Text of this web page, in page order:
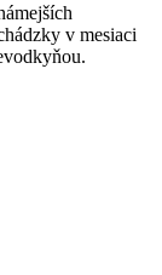
v mesiaci